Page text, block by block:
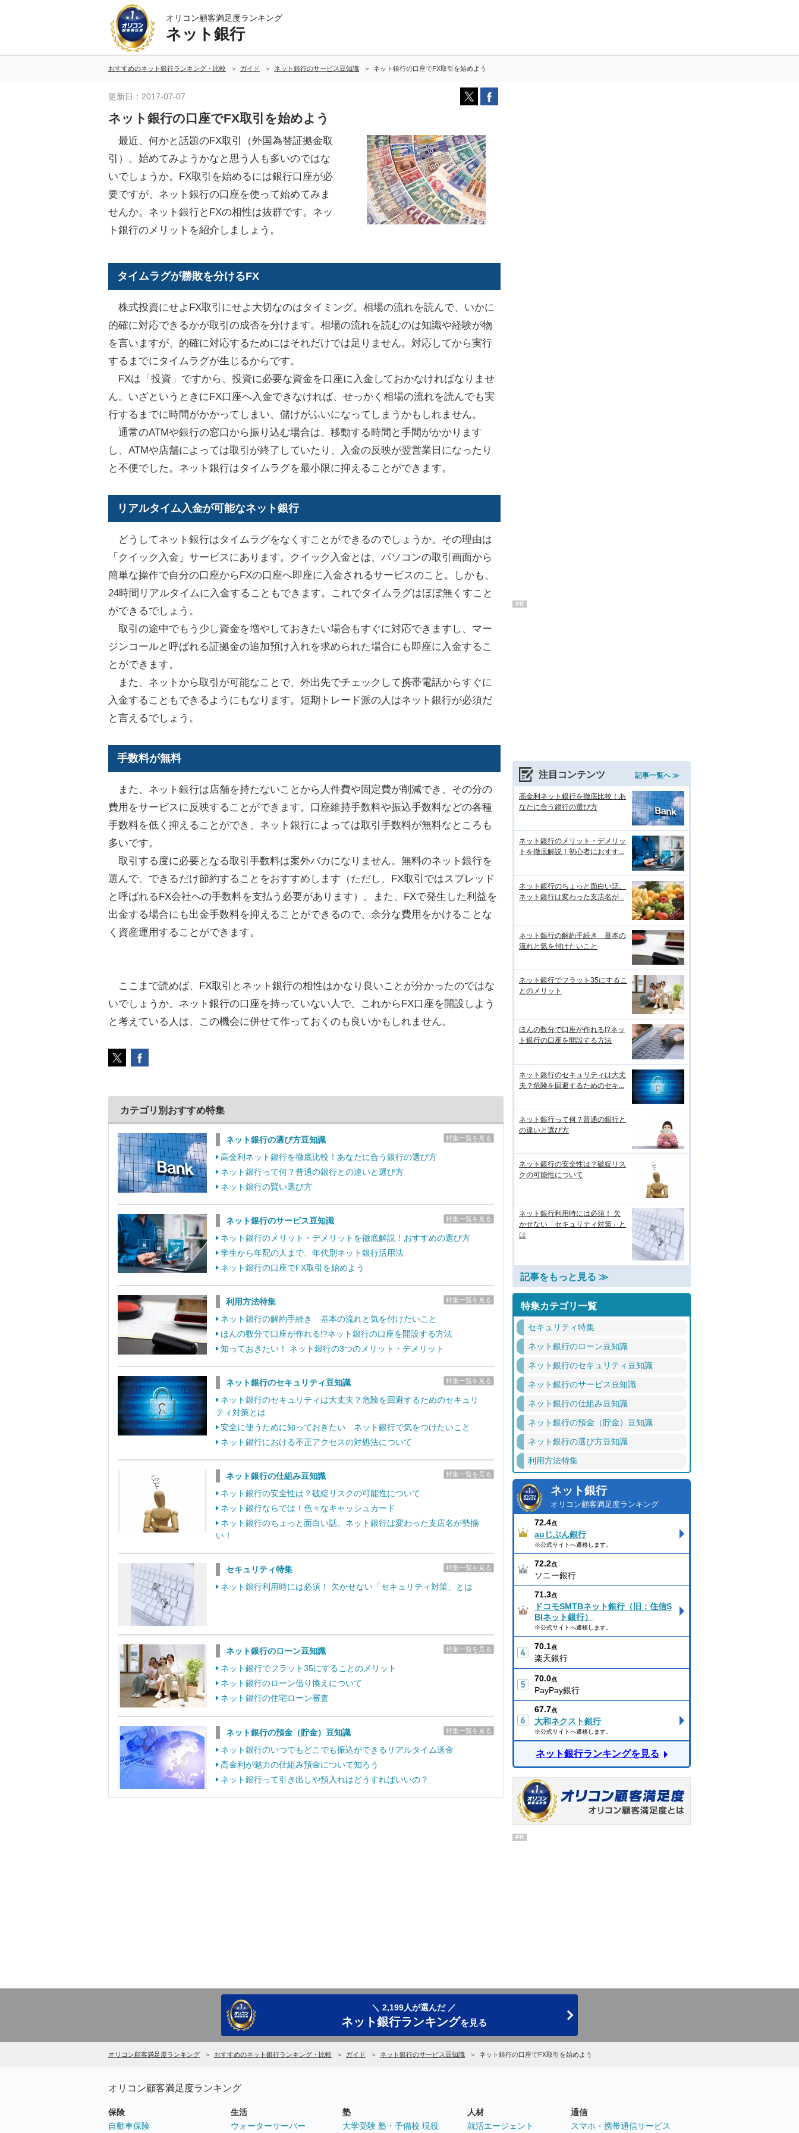
オリコン顧客満足度ランキング
ネット銀行
おすすめのネット銀行ランキング・比較 ガイド ネット銀行のサービス豆知識 ネット銀行の口座でFX取引を始めよう
更新日：2017-07-07
ネット銀行の口座でFX取引を始めよう
最近、何かと話題のFX取引（外国為替証拠金取
引）。始めてみようかなと思う人も多いのではな
いでしょうか。FX取引を始めるには銀行口座が必
要ですが、ネット銀行の口座を使って始めてみま
せんか。ネット銀行とFXの相性は抜群です。ネッ
ト銀行のメリットを紹介しましょう。
タイムラグが勝敗を分けるFX
株式投資にせよFX取引にせよ大切なのはタイミング。相場の流れを読んで、いかに
的確に対応できるかが取引の成否を分けます。相場の流れを読むのは知識や経験が物
を言いますが、的確に対応するためにはそれだけでは足りません。対応してから実行
するまでにタイムラグが生じるからです。
FXは「投資」ですから、投資に必要な資金を口座に入金しておかなければなりませ
ん。いざというときにFX口座へ入金できなければ、せっかく相場の流れを読んでも実
行するまでに時間がかかってしまい、儲けがふいになってしまうかもしれません。
通常のATMや銀行の窓口から振り込む場合は、移動する時間と手間がかかります
し、ATMや店舗によっては取引が終了していたり、入金の反映が翌営業日になったり
と不便でした。ネット銀行はタイムラグを最小限に抑えることができます。
リアルタイム入金が可能なネット銀行
どうしてネット銀行はタイムラグをなくすことができるのでしょうか。その理由は
「クイック入金」サービスにあります。クイック入金とは、パソコンの取引画面から
簡単な操作で自分の口座からFXの口座へ即座に入金されるサービスのこと。しかも、
24時間リアルタイムに入金することもできます。これでタイムラグはほぼ無くすこと
ができるでしょう。
取引の途中でもう少し資金を増やしておきたい場合もすぐに対応できますし、マー
ジンコールと呼ばれる証拠金の追加預け入れを求められた場合にも即座に入金するこ
とができます。
また、ネットから取引が可能なことで、外出先でチェックして携帯電話からすぐに
入金することもできるようにもなります。短期トレード派の人はネット銀行が必須だ
と言えるでしょう。
手数料が無料
また、ネット銀行は店舗を持たないことから人件費や固定費が削減でき、その分の
費用をサービスに反映することができます。口座維持手数料や振込手数料などの各種
手数料を低く抑えることができ、ネット銀行によっては取引手数料が無料なところも
多いです。
取引する度に必要となる取引手数料は案外バカになりません。無料のネット銀行を
選んで、できるだけ節約することをおすすめします（ただし、FX取引ではスプレッド
と呼ばれるFX会社への手数料を支払う必要があります）。また、FXで発生した利益を
出金する場合にも出金手数料を抑えることができるので、余分な費用をかけることな
く資産運用することができます。
ここまで読めば、FX取引とネット銀行の相性はかなり良いことが分かったのではな
いでしょうか。ネット銀行の口座を持っていない人で、これからFX口座を開設しよう
と考えている人は、この機会に併せて作っておくのも良いかもしれません。
カテゴリ別おすすめ特集
特集一覧を見る
ネット銀行の選び方豆知識
高金利ネット銀行を徹底比較！あなたに合う銀行の選び方
ネット銀行って何？普通の銀行との違いと選び方
ネット銀行の賢い選び方
特集一覧を見る
ネット銀行のサービス豆知識
ネット銀行のメリット・デメリットを徹底解説！おすすめの選び方
学生から年配の人まで、年代別ネット銀行活用法
ネット銀行の口座でFX取引を始めよう
特集一覧を見る
利用方法特集
ネット銀行の解約手続き 基本の流れと気を付けたいこと
ほんの数分で口座が作れる!?ネット銀行の口座を開設する方法
知っておきたい！ ネット銀行の3つのメリット・デメリット
特集一覧を見る
ネット銀行のセキュリティ豆知識
ネット銀行のセキュリティは大丈夫？危険を回避するためのセキュリ
ティ対策とは
安全に使うために知っておきたい ネット銀行で気をつけたいこと
ネット銀行における不正アクセスの対処法について
特集一覧を見る
ネット銀行の仕組み豆知識
ネット銀行の安全性は？破綻リスクの可能性について
ネット銀行ならでは！色々なキャッシュカード
ネット銀行のちょっと面白い話。ネット銀行は変わった支店名が勢揃
い！
特集一覧を見る
セキュリティ特集
ネット銀行利用時には必須！ 欠かせない「セキュリティ対策」とは
特集一覧を見る
ネット銀行のローン豆知識
ネット銀行でフラット35にすることのメリット
ネット銀行のローン借り換えについて
ネット銀行の住宅ローン審査
特集一覧を見る
ネット銀行の預金（貯金）豆知識
ネット銀行のいつでもどこでも振込ができるリアルタイム送金
高金利が魅力の仕組み預金について知ろう
ネット銀行って引き出しや預入れはどうすればいいの？
PR
注目コンテンツ 記事一覧へ ≫
高金利ネット銀行を徹底比較！あ
なたに合う銀行の選び方
ネット銀行のメリット・デメリッ
トを徹底解説！初心者におすす...
ネット銀行のちょっと面白い話。
ネット銀行は変わった支店名が...
ネット銀行の解約手続き 基本の
流れと気を付けたいこと
ネット銀行でフラット35にするこ
とのメリット
ほんの数分で口座が作れる!?ネッ
ト銀行の口座を開設する方法
ネット銀行のセキュリティは大丈
夫？危険を回避するためのセキ...
ネット銀行って何？普通の銀行と
の違いと選び方
ネット銀行の安全性は？破綻リス
クの可能性について
ネット銀行利用時には必須！ 欠
かせない「セキュリティ対策」と
は
記事をもっと見る ≫
特集カテゴリ一覧
セキュリティ特集
ネット銀行のローン豆知識
ネット銀行のセキュリティ豆知識
ネット銀行のサービス豆知識
ネット銀行の仕組み豆知識
ネット銀行の預金（貯金）豆知識
ネット銀行の選び方豆知識
利用方法特集
ネット銀行
オリコン顧客満足度ランキング
72.4点
auじぶん銀行
※公式サイトへ遷移します。
72.2点
ソニー銀行
71.3点
ドコモSMTBネット銀行（旧：住信S
BIネット銀行）
※公式サイトへ遷移します。
70.1点
楽天銀行
70.0点
PayPay銀行
67.7点
大和ネクスト銀行
※公式サイトへ遷移します。
ネット銀行ランキングを見る
PR
＼ 2,199人が選んだ ／
ネット銀行ランキングを見る
オリコン顧客満足度ランキング おすすめのネット銀行ランキング・比較 ガイド ネット銀行のサービス豆知識 ネット銀行の口座でFX取引を始めよう
オリコン顧客満足度ランキング
保険
自動車保険
生活
ウォーターサーバー
塾
大学受験 塾・予備校 現役
人材
就活エージェント
通信
スマホ・携帯通信サービス